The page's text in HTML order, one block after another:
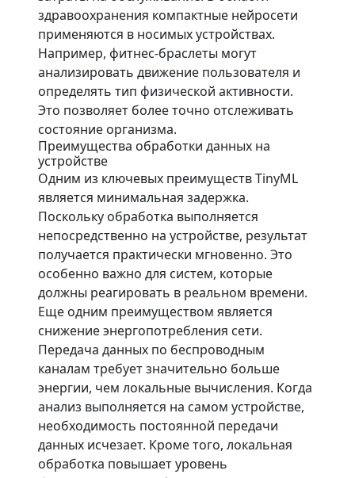
здравоохранения компактные нейросети
применяются в носимых устройствах.
Например, фитнес-браслеты могут
анализировать движение пользователя и
определять тип физической активности.
Это позволяет более точно отслеживать
состояние организма.
Преимущества обработки данных на
устройстве
Одним из ключевых преимуществ TinyML
является минимальная задержка.
Поскольку обработка выполняется
непосредственно на устройстве, результат
получается практически мгновенно. Это
особенно важно для систем, которые
должны реагировать в реальном времени.
Еще одним преимуществом является
снижение энергопотребления сети.
Передача данных по беспроводным
каналам требует значительно больше
энергии, чем локальные вычисления. Когда
анализ выполняется на самом устройстве,
необходимость постоянной передачи
данных исчезает. Кроме того, локальная
обработка повышает уровень